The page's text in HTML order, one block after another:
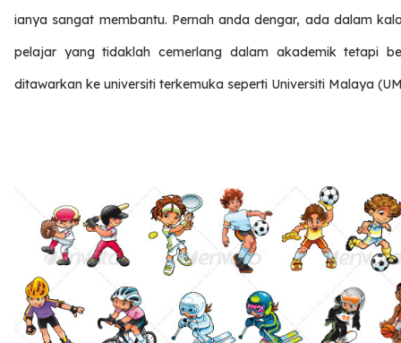
ianya sangat membantu. Pernah anda dengar, ada dalam
pelajar yang tidaklah cemerlang dalam akademik tetapi
ditawarkan ke universiti terkemuka seperti Universiti Malaya